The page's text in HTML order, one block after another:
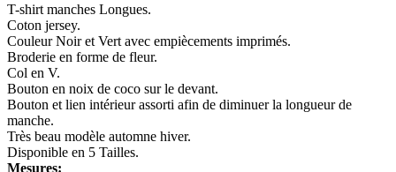
T-shirt manches Longues.
Coton jersey.
Couleur Noir et Vert avec empiècements imprimés.
Broderie en forme de fleur.
Col en V.
Bouton en noix de coco sur le devant.
Bouton et lien intérieur assorti afin de diminuer la longueur de
manche.
Très beau modèle automne hiver.
Disponible en 5 Tailles.
Mesures: